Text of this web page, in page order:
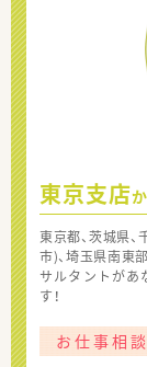
東京支店
東京都、茨城県、
市)、埼玉県南東
サルタントがあ
す！
お仕事相